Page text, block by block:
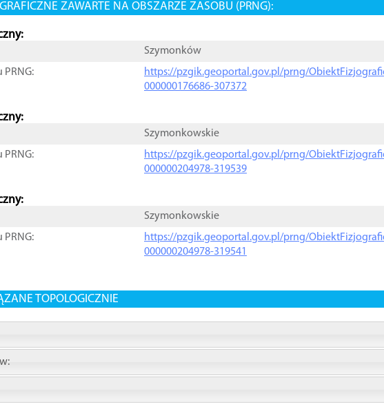
ZAWARTE NA OBSZARZE ZASOBU (PRNG):
Szymonków
PRNG:
https://pzgik.geoportal.gov.pl/prng/
000000176686-307372
Szymonkowskie
PRNG:
https://pzgik.geoportal.gov.pl/prng/
000000204978-319539
Szymonkowskie
PRNG:
https://pzgik.geoportal.gov.pl/prng/
000000204978-319541
TOPOLOGICZNIE